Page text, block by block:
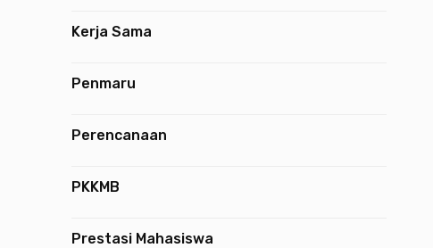
Kerja Sama
Penmaru
Perencanaan
PKKMB
Prestasi Mahasiswa